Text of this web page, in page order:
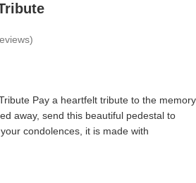
Pay a heartfelt tribute to the memory
away, send this beautiful pedestal to
condolences, it is made with